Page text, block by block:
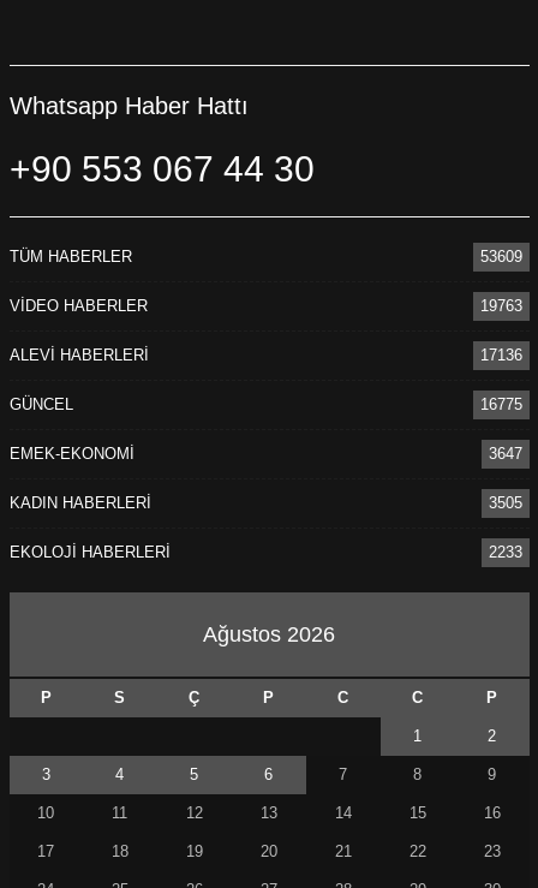
Whatsapp Haber Hattı
+90 553 067 44 30
TÜM HABERLER 53609
VİDEO HABERLER 19763
ALEVİ HABERLERİ 17136
GÜNCEL 16775
EMEK-EKONOMİ 3647
KADIN HABERLERİ 3505
EKOLOJİ HABERLERİ 2233
Ağustos 2026
P S Ç P C C P
1 2
3 4 5 6 7 8 9
10 11 12 13 14 15 16
17 18 19 20 21 22 23